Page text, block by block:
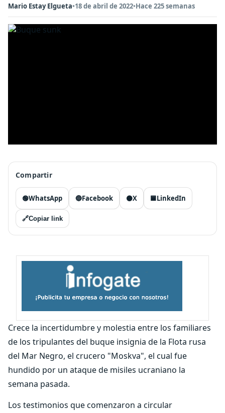
Mario Estay Elgueta•18 de abril de 2022•Hace 225 semanas
Compartir
🟢WhatsApp 🔵Facebook ⚫X 🟦LinkedIn
🔗Copiar link
Crece la incertidumbre y molestia entre los familiares
de los tripulantes del buque insignia de la Flota rusa
del Mar Negro, el crucero "Moskva", el cual fue
hundido por un ataque de misiles ucraniano la
semana pasada.
Los testimonios que comenzaron a circular